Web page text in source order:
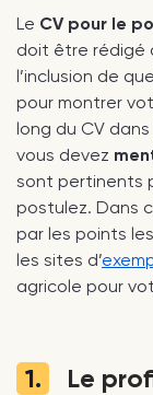
Le CV pour le
doit être rédigé
l’inclusion de
pour montrer
long du CV
vous devez
sont pertinents
postulez. Dans
par les points
les sites d’
agricole pour
1. Le